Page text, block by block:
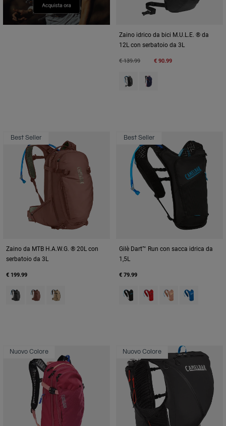
Zaino idrico da bici M.U.L.E. ® da
12L con serbatoio da 3L
Price reduced from
€ 139.99to € 90.99
Product swatch type of Black.
Product swatch type of
Best Seller
Zaino da MTB H.A.W.G. ® 20L con
serbatoio da 3L
€ 199.99
Product swatch type of Asphalt.
Product swatch type of Burnt Umber.
Product swatch type of Moondust.
Best Seller
Gilè Dart™ Run con sacca idrica da
1,5L
€ 79.99
Product swatch type of Black.
Product swatch type of
Product swatch
Product
Nuovo Colore Nuovo Colore